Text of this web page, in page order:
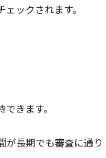
ックされます。
きます。
が長期でも審査に通り